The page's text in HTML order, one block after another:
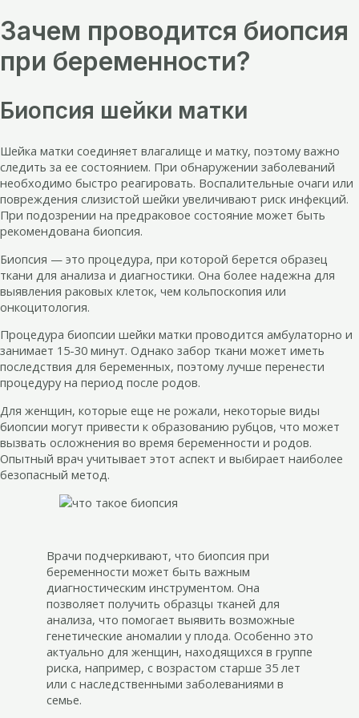
Зачем проводится биопсия
при беременности?
Биопсия шейки матки
Шейка матки соединяет влагалище и матку, поэтому важно
следить за ее состоянием. При обнаружении заболеваний
необходимо быстро реагировать. Воспалительные очаги или
повреждения слизистой шейки увеличивают риск инфекций.
При подозрении на предраковое состояние может быть
рекомендована биопсия.
Биопсия — это процедура, при которой берется образец
ткани для анализа и диагностики. Она более надежна для
выявления раковых клеток, чем кольпоскопия или
онкоцитология.
Процедура биопсии шейки матки проводится амбулаторно и
занимает 15-30 минут. Однако забор ткани может иметь
последствия для беременных, поэтому лучше перенести
процедуру на период после родов.
Для женщин, которые еще не рожали, некоторые виды
биопсии могут привести к образованию рубцов, что может
вызвать осложнения во время беременности и родов.
Опытный врач учитывает этот аспект и выбирает наиболее
безопасный метод.
Врачи подчеркивают, что биопсия при
беременности может быть важным
диагностическим инструментом. Она
позволяет получить образцы тканей для
анализа, что помогает выявить возможные
генетические аномалии у плода. Особенно это
актуально для женщин, находящихся в группе
риска, например, с возрастом старше 35 лет
или с наследственными заболеваниями в
семье.